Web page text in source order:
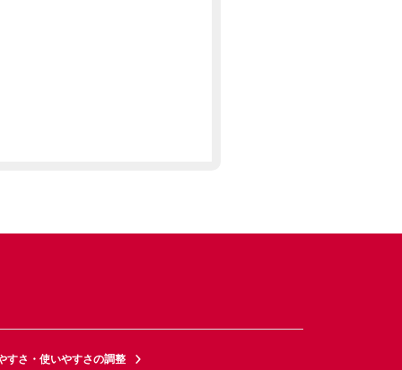
すさ・使いやすさの調整